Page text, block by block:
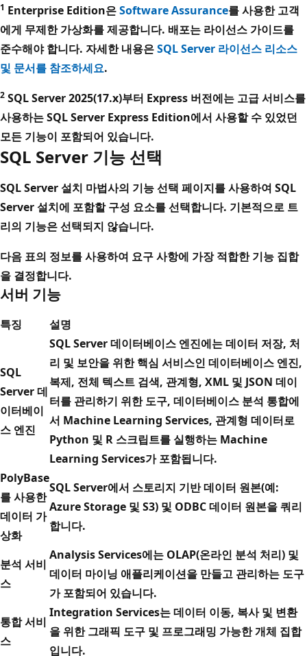
1 Enterprise Edition은Software Assurance를 사용한 고객
에게 무제한 가상화를 제공합니다. 배포는 라이선스 가이드를
준수해야 합니다. 자세한 내용은SQL Server 라이선스 리소스
및 문서를 참조하세요.
2 SQL Server 2025(17.x)부터 Express 버전에는 고급 서비스를
사용하는 SQL Server Express Edition에서 사용할 수 있었던
모든 기능이 포함되어 있습니다.
SQL Server 기능 선택
SQL Server 설치 마법사의 기능 선택 페이지를 사용하여 SQL
Server 설치에 포함할 구성 요소를 선택합니다. 기본적으로 트
리의 기능은 선택되지 않습니다.
다음 표의 정보를 사용하여 요구 사항에 가장 적합한 기능 집합
을 결정합니다.
서버 기능
특징 설명
SQL
Server 데
이터베이
스 엔진
SQL Server 데이터베이스 엔진에는 데이터 저장, 처
리 및 보안을 위한 핵심 서비스인 데이터베이스 엔진,
복제, 전체 텍스트 검색, 관계형, XML 및 JSON 데이
터를 관리하기 위한 도구, 데이터베이스 분석 통합에
서 Machine Learning Services, 관계형 데이터로
Python 및 R 스크립트를 실행하는 Machine
Learning Services가 포함됩니다.
PolyBase
를 사용한
데이터 가
상화
SQL Server에서 스토리지 기반 데이터 원본(예:
Azure Storage 및 S3) 및 ODBC 데이터 원본을 쿼리
합니다.
분석 서비
스
Analysis Services에는 OLAP(온라인 분석 처리) 및
데이터 마이닝 애플리케이션을 만들고 관리하는 도구
가 포함되어 있습니다.
통합 서비
스
Integration Services는 데이터 이동, 복사 및 변환
을 위한 그래픽 도구 및 프로그래밍 가능한 개체 집합
입니다.